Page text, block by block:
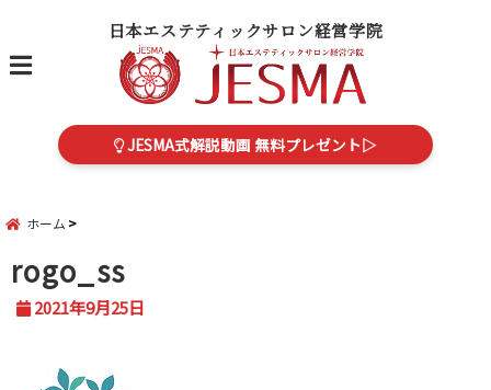
日本エステティックサロン経営学院
menu
JESMA式解説動画 無料プレゼント▷
ホーム
rogo_ss
2021年9月25日